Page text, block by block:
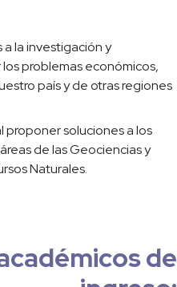
la investigación y
problemas económicos,
país y de otras regiones
proponer soluciones a los
de las Geociencias y
Naturales.
de